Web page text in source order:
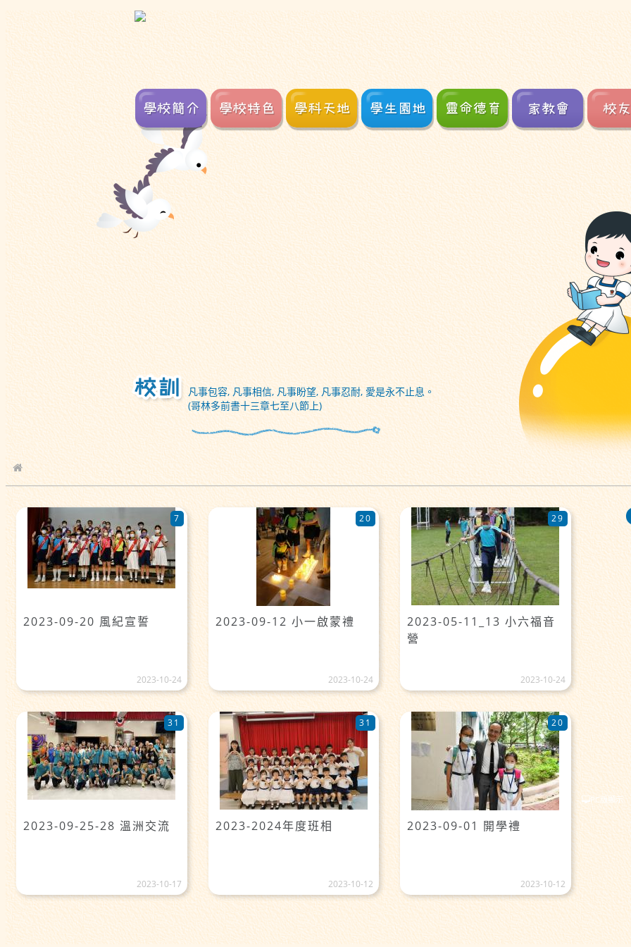
凡事包容, 凡事相信, 凡事盼望, 凡事忍耐, 愛是永不止息。
(哥林多前書十三章七至八節上)
校園相簿
2023-09-20 風紀宣誓
7
2023-10-24
2023-09-12 小一啟蒙禮
20
2023-10-24
2023-05-11_13 小六福音
營
29
2023-10-24
2023-09-25-28 溫洲交流
31
2023-10-17
2023-2024年度班相
31
2023-10-12
2023-09-01 開學禮
20
2023-10-12
PC版顯示